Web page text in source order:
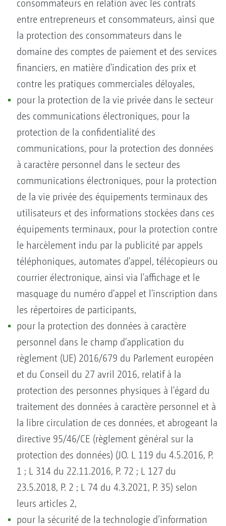
consommateurs en relation avec les contrats
entre entrepreneurs et consommateurs, ainsi que
la protection des consommateurs dans le
domaine des comptes de paiement et des services
financiers, en matière d'indication des prix et
contre les pratiques commerciales déloyales,
pour la protection de la vie privée dans le secteur
des communications électroniques, pour la
protection de la confidentialité des
communications, pour la protection des données
à caractère personnel dans le secteur des
communications électroniques, pour la protection
de la vie privée des équipements terminaux des
utilisateurs et des informations stockées dans ces
équipements terminaux, pour la protection contre
le harcèlement indu par la publicité par appels
téléphoniques, automates d'appel, télécopieurs ou
courrier électronique, ainsi via l'affichage et le
masquage du numéro d'appel et l'inscription dans
les répertoires de participants,
pour la protection des données à caractère
personnel dans le champ d'application du
règlement (UE) 2016/679 du Parlement européen
et du Conseil du 27 avril 2016, relatif à la
protection des personnes physiques à l'égard du
traitement des données à caractère personnel et à
la libre circulation de ces données, et abrogeant la
directive 95/46/CE (règlement général sur la
protection des données) (JO. L 119 du 4.5.2016, P.
1 ; L 314 du 22.11.2016, P. 72 ; L 127 du
23.5.2018, P. 2 ; L 74 du 4.3.2021, P. 35) selon
leurs articles 2,
pour la sécurité de la technologie d’information